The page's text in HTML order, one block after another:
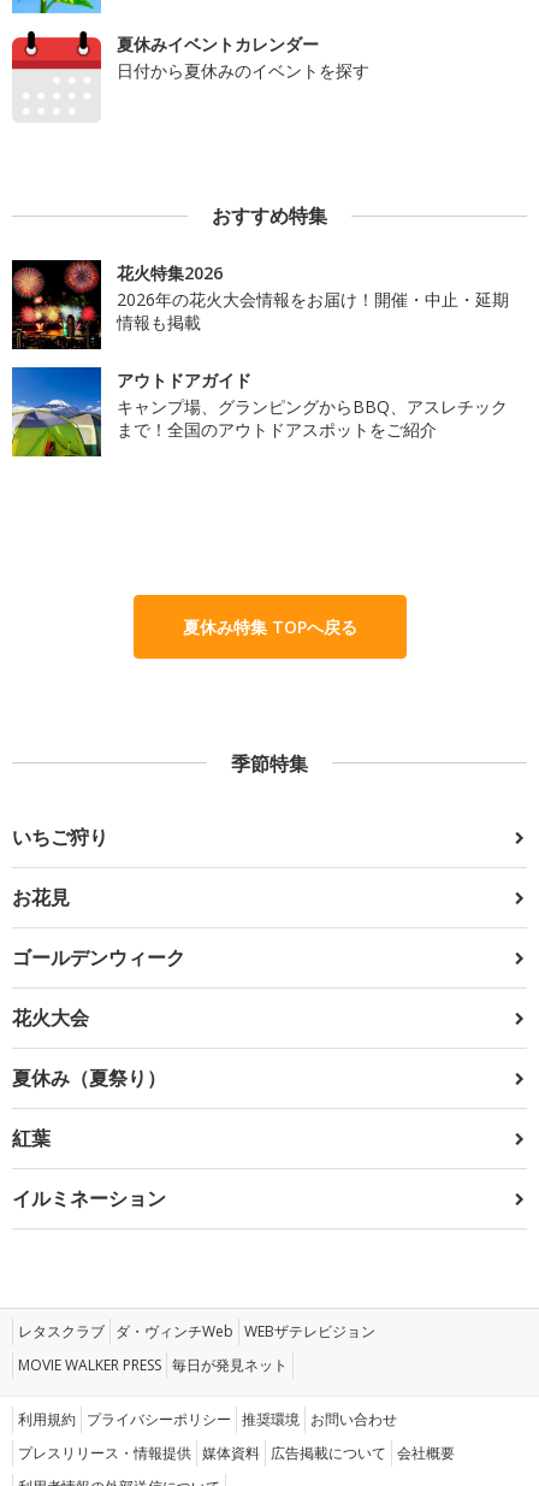
夏休みイベントカレンダー
日付から夏休みのイベントを探す
おすすめ特集
花火特集2026
2026年の花火大会情報をお届け！開催・中止・延期
情報も掲載
アウトドアガイド
キャンプ場、グランピングからBBQ、アスレチック
まで！全国のアウトドアスポットをご紹介
夏休み特集 TOPへ戻る
季節特集
いちご狩り
お花見
ゴールデンウィーク
花火大会
夏休み（夏祭り）
紅葉
イルミネーション
レタスクラブ ダ・ヴィンチWeb WEBザテレビジョン
MOVIE WALKER PRESS 毎日が発見ネット
利用規約 プライバシーポリシー 推奨環境 お問い合わせ
プレスリリース・情報提供 媒体資料 広告掲載について 会社概要